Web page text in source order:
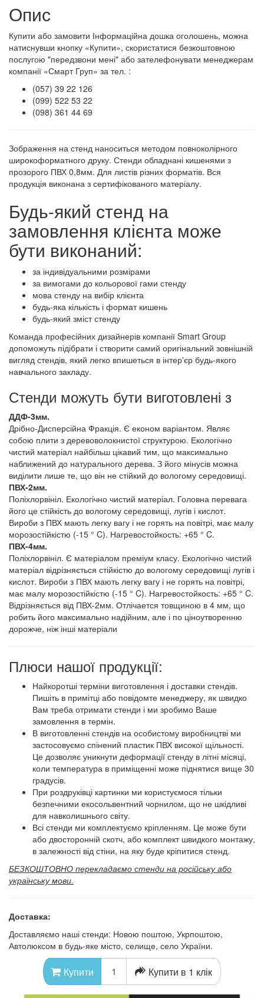
Опис
Купити або замовити Інформаційна дошка оголошень, можна
натиснувши кнопку «Купити», скористатися безкоштовною
послугою "передзвони мені" або зателефонувати менеджерам
компанії «Смарт Груп» за тел. :
(057) 39 22 126
(099) 522 53 22
(098) 361 44 69
Зображення на стенд наноситься методом повноколірного
широкоформатного друку. Стенди обладнані кишенями з
прозорого ПВХ 0,8мм. Для листів різних форматів. Вся
продукція виконана з сертифікованого матеріалу.
Будь-який стенд на
замовлення клієнта може
бути виконаний:
за індивідуальними розмірами
за вимогами до кольорової гами стенду
мова стенду на вибір клієнта
будь-яка кількість і формат кишень
будь-який зміст стенду
Команда професійних дизайнерів компанії Smart Group
допоможуть підібрати і створити самий оригінальний зовнішній
вигляд стендів, який легко впишеться в інтер'єр будь-якого
навчального закладу.
Стенди можуть бути виготовлені з
ДДФ-3мм.
Дрібно-Дисперсійна Фракція. Є економ варіантом. Являє
собою плити з деревоволокнистої структурою. Екологічно
чистий матеріал найбільш цікавий тим, що максимально
наближений до натурального дерева. З його мінусів можна
виділити лише те, що він не стійкий до вологому середовищі.
ПВХ-2мм.
Поліхлорвініл. Екологічно чистий матеріал. Головна перевага
його це стійкість до вологому середовищі, лугів і кислот.
Вироби з ПВХ мають легку вагу і не горять на повітрі, має малу
морозостійкістю (-15 ° C). Нагревостойкость: +65 ° C.
ПВХ-4мм.
Поліхлорвініл. Є матеріалом преміум класу. Екологічно чистий
матеріал відрізняється стійкістю до вологому середовищі лугів і
кислот. Вироби з ПВХ мають легку вагу і не горять на повітрі,
має малу морозостійкістю (-15 ° C). Нагревостойкость: +65 ° C.
Відрізняється від ПВХ-2мм. Отлічается товщиною в 4 мм, що
робить його максимально надійним, але і по ціноутворенню
дорожче, ніж інші матеріали
Плюси нашої продукції:
Найкоротші терміни виготовлення і доставки стендів.
Пишіть в примітці або повідомте менеджеру, як швидко
Вам треба отримати стенди і ми зробимо Ваше
замовлення в термін.
В виготовленні стендів на особистому виробництві ми
застосовуємо спінений пластик ПВХ високої щільності.
Це дозволяє уникнути деформації стенду в літні місяці,
коли температура в приміщенні може піднятися вище 30
градусів.
При роздруківці картинки ми користуємося тільки
безпечними екосольвентний чорнилом, що не шкідливі
для навколишнього світу.
Всі стенди ми комплектуємо кріпленням. Це може бути
або двосторонній скотч, або комплект швидкого монтажу,
в залежності від стіни, на яку буде кріпитися стенд.
БЕЗКОШТОВНО перекладаємо стенди на російську або
українську мови.
Доставка:
Доставляємо наші стенди: Новою поштою, Укрпоштою,
Автолюксом в будь-яке місто, селище, село України.
Купити Купити в 1 клік